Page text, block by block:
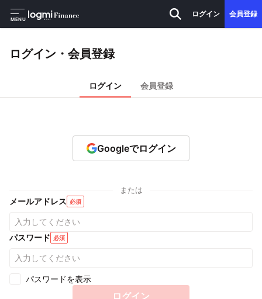
MENU
ログイン 会員登録
ログイン・会員登録
ログイン 会員登録
Googleでログイン
または
メールアドレス 必須
パスワード 必須
パスワードを表示
ログイン